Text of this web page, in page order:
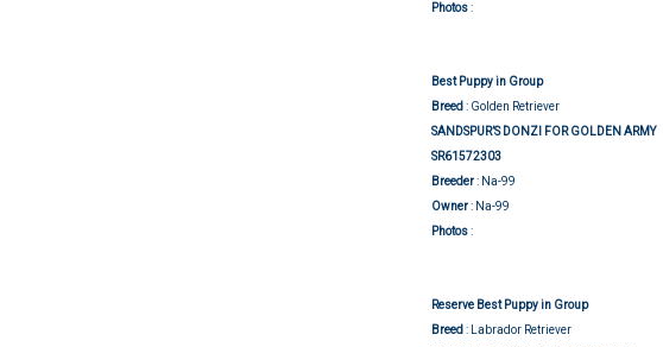
Photos:
Best Puppy in Group
Breed : Golden Retriever
SANDSPUR’S DONZI FOR GOLDEN ARMY
SR61572303
Breeder: Na-99
Owner: Na-99
Photos:
Reserve Best Puppy in Group
Breed : Labrador Retriever